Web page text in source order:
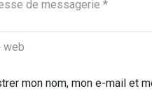
mon nom, mon e-mail et